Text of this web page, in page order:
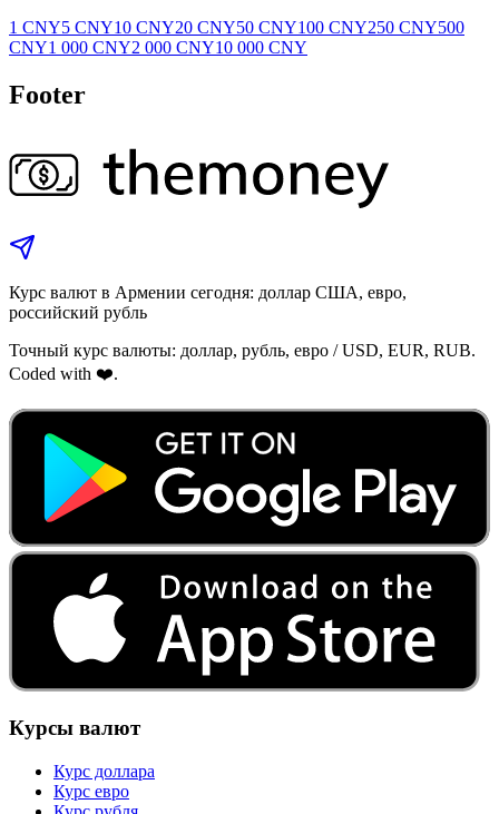
1 CNY5 CNY10 CNY20 CNY50 CNY100 CNY250 CNY500
CNY1 000 CNY2 000 CNY10 000 CNY
Footer
Курс валют в Армении сегодня: доллар США, евро,
российский рубль
Точный курс валюты: доллар, рубль, евро / USD, EUR, RUB.
Coded with ❤️.
Курсы валют
Курс доллара
Курс евро